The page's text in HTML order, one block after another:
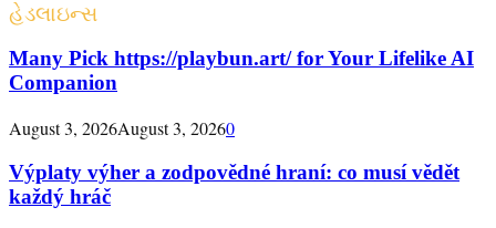
હેડલાઇન્સ
Many Pick https://playbun.art/ for Your Lifelike AI
Companion
August 3, 2026August 3, 20260
Výplaty výher a zodpovědné hraní: co musí vědět
každý hráč